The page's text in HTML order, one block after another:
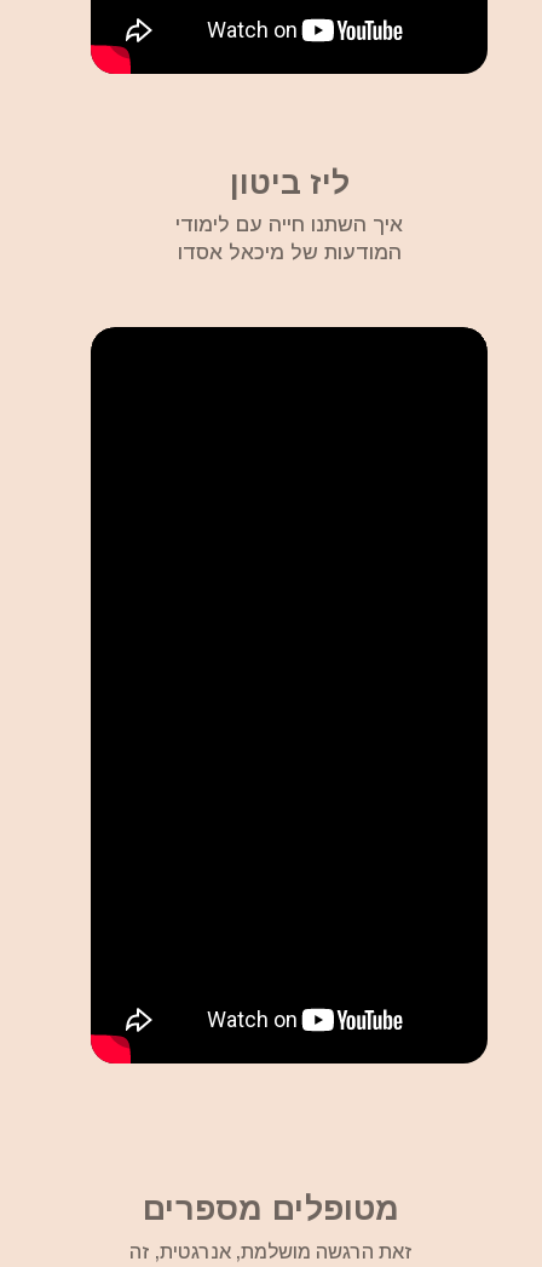
ליז ביטון
איך השתנו חייה עם לימודי
המודעות של מיכאל אסדו
מטופלים מספרים
זאת הרגשה מושלמת, אנרגטית, זה